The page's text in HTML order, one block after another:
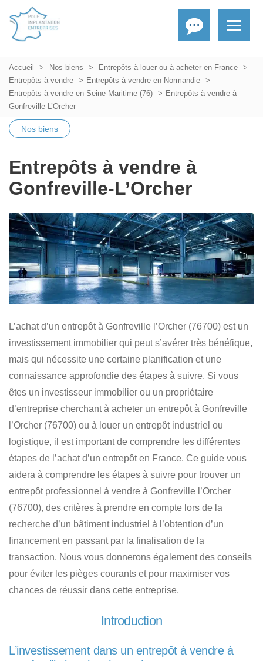
Accueil Nos biens
Entrepôts à louer ou à acheter en France
Entrepôts à vendre
Entrepôts à vendre en Normandie
Entrepôts à vendre en Seine-Maritime (76)
Entrepôts à vendre à
Gonfreville-L’Orcher
Nos biens
Entrepôts à vendre à
Gonfreville-L’Orcher
L’achat d’un entrepôt à Gonfreville l’Orcher (76700) est un
investissement immobilier qui peut s’avérer très bénéfique,
mais qui nécessite une certaine planification et une
connaissance approfondie des étapes à suivre. Si vous
êtes un investisseur immobilier ou un propriétaire
d’entreprise cherchant à acheter un entrepôt à Gonfreville
l’Orcher (76700) ou à louer un entrepôt industriel ou
logistique, il est important de comprendre les différentes
étapes de l’achat d’un entrepôt en France. Ce guide vous
aidera à comprendre les étapes à suivre pour trouver un
entrepôt professionnel à vendre à Gonfreville l’Orcher
(76700), des critères à prendre en compte lors de la
recherche d’un bâtiment industriel à l’obtention d’un
financement en passant par la finalisation de la
transaction. Nous vous donnerons également des conseils
pour éviter les pièges courants et pour maximiser vos
chances de réussir dans cette entreprise.
Introduction
L’investissement dans un entrepôt à vendre à